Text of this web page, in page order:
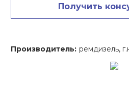
Получить
Производитель: ремдизель,